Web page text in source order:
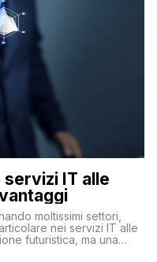
IT alle
moltissimi settori,
nei servizi IT alle
futuristica, ma una
cambio significativo in